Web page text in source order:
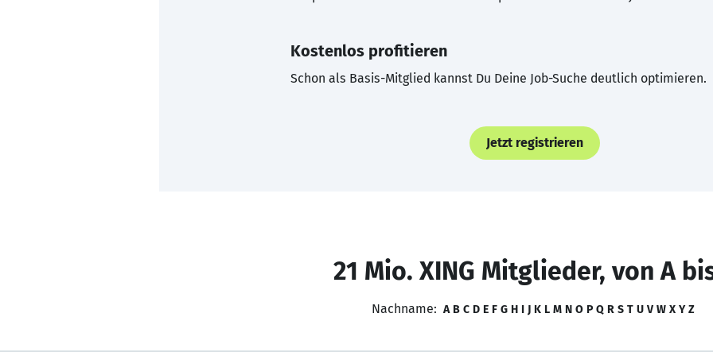
Kostenlos profitieren
Schon als Basis-Mitglied kannst Du Deine Job-Suche deutlich optimieren.
Jetzt registrieren
21 Mio. XING Mitglieder, von A
Nachname: A B C D E F G H I J K L M N O P Q R S T U V W X Y Z